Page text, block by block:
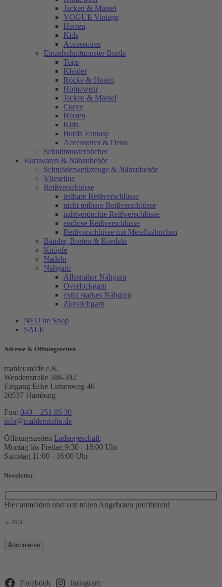
Jacken & Mäntel
VOGUE Vintage
Herren
Kids
Accessoires
Einzelschnittmuster Burda
Tops
Kleider
Röcke & Hosen
Homewear
Jacken & Mäntel
Curvy
Herren
Kids
Burda Fantasy
Accessoires & Deko
Schnittmusterbücher
Kurzwaren & Nähzubehör
Schneiderwerkzeuge & Nähzubehör
Vlieseline
Reißverschlüsse
teilbare Reißverschlüsse
nicht teilbare Reißverschlüsse
nahtverdeckte Reißverschlüsse
endlose Reißverschlüsse
Reißverschlüsse mit Metallzähnchen
Bänder, Borten & Kordeln
Knöpfe
Nadeln
Nähgarn
Allesnäher Nähgarn
Overlockgarn
extra starkes Nähgarn
Zierstichgarn
NEU im Shop
SALE
Adresse & Öffnungszeiten
mahler.stoffe e.K.
Wendenstraße 388-392
Eingang Ecke Luisenweg 46
20537 Hamburg
Fon: 040 – 251 85 30
info@mahlerstoffe.de
Öffnungszeiten Ladengeschäft:
Montag bis Freitag 9:30 - 18:00 Uhr
Samstag 11:00 - 16:00 Uhr
Newsletter
Hier anmelden und von tollen Angeboten profitieren!
Bitte
lasse
leer.
Facebook Instagram